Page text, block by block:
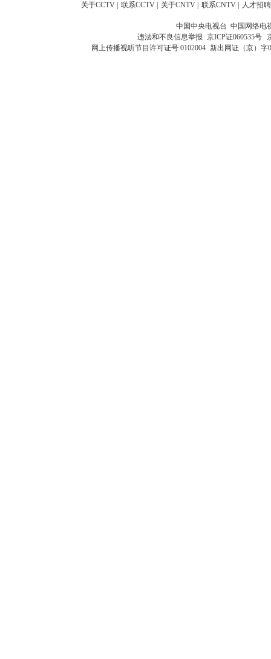
关于CCTV 联系CCTV 关于CNTV 联系CNTV 人才招聘
中国中央电视台 中国网络电
违法和不良信息举报 京ICP证060535号
网上传播视听节目许可证号 0102004 新出网证（京）